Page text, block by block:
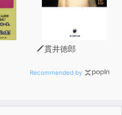
貫井徳郎
Recommended by